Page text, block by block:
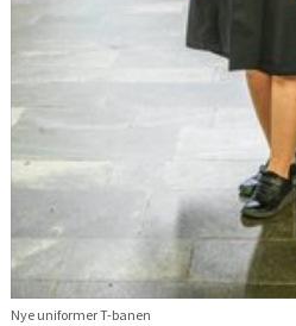
Nye uniformer T-banen